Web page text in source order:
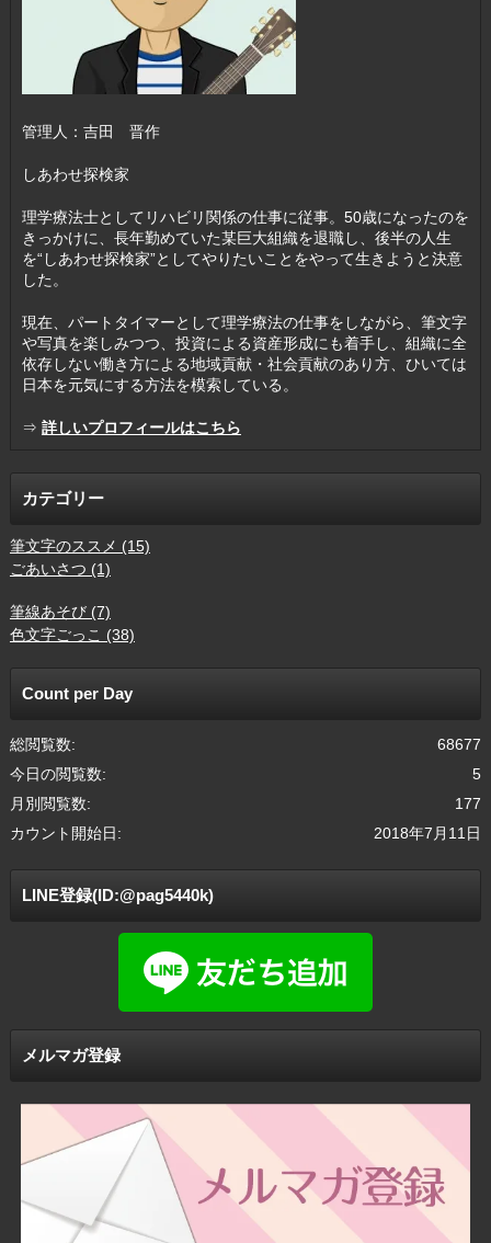
管理人：吉田 晋作
しあわせ探検家
理学療法士としてリハビリ関係の仕事に従事。50歳になったのを
きっかけに、長年勤めていた某巨大組織を退職し、後半の人生
を“しあわせ探検家”としてやりたいことをやって生きようと決意
した。
現在、パートタイマーとして理学療法の仕事をしながら、筆文字
や写真を楽しみつつ、投資による資産形成にも着手し、組織に全
依存しない働き方による地域貢献・社会貢献のあり方、ひいては
日本を元気にする方法を模索している。
⇒ 詳しいプロフィールはこちら
カテゴリー
筆文字のススメ (15)
ごあいさつ (1)
筆線あそび (7)
色文字ごっこ (38)
Count per Day
68677
総閲覧数:
5
今日の閲覧数:
177
月別閲覧数:
2018年7月11日
カウント開始日:
LINE登録(ID:@pag5440k)
メルマガ登録